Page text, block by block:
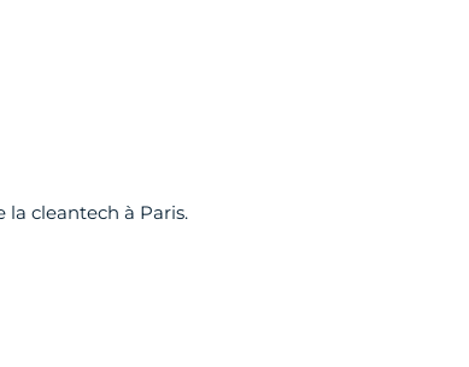
la cleantech à Paris.